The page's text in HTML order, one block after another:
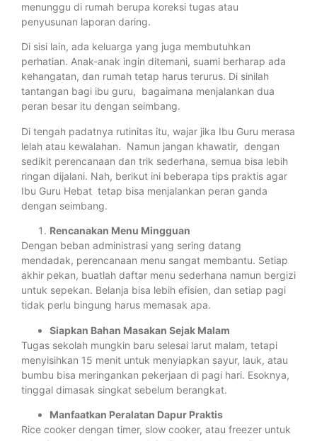
menunggu di rumah berupa koreksi tugas atau
penyusunan laporan daring.
Di sisi lain, ada keluarga yang juga membutuhkan
perhatian. Anak-anak ingin ditemani, suami berharap ada
kehangatan, dan rumah tetap harus terurus. Di sinilah
tantangan bagi ibu guru, bagaimana menjalankan dua
peran besar itu dengan seimbang.
Di tengah padatnya rutinitas itu, wajar jika Ibu Guru merasa
lelah atau kewalahan. Namun jangan khawatir, dengan
sedikit perencanaan dan trik sederhana, semua bisa lebih
ringan dijalani. Nah, berikut ini beberapa tips praktis agar
Ibu Guru Hebat tetap bisa menjalankan peran ganda
dengan seimbang.
Rencanakan Menu Mingguan
Dengan beban administrasi yang sering datang
mendadak, perencanaan menu sangat membantu. Setiap
akhir pekan, buatlah daftar menu sederhana namun bergizi
untuk sepekan. Belanja bisa lebih efisien, dan setiap pagi
tidak perlu bingung harus memasak apa.
Siapkan Bahan Masakan Sejak Malam
Tugas sekolah mungkin baru selesai larut malam, tetapi
menyisihkan 15 menit untuk menyiapkan sayur, lauk, atau
bumbu bisa meringankan pekerjaan di pagi hari. Esoknya,
tinggal dimasak singkat sebelum berangkat.
Manfaatkan Peralatan Dapur Praktis
Rice cooker dengan timer, slow cooker, atau freezer untuk